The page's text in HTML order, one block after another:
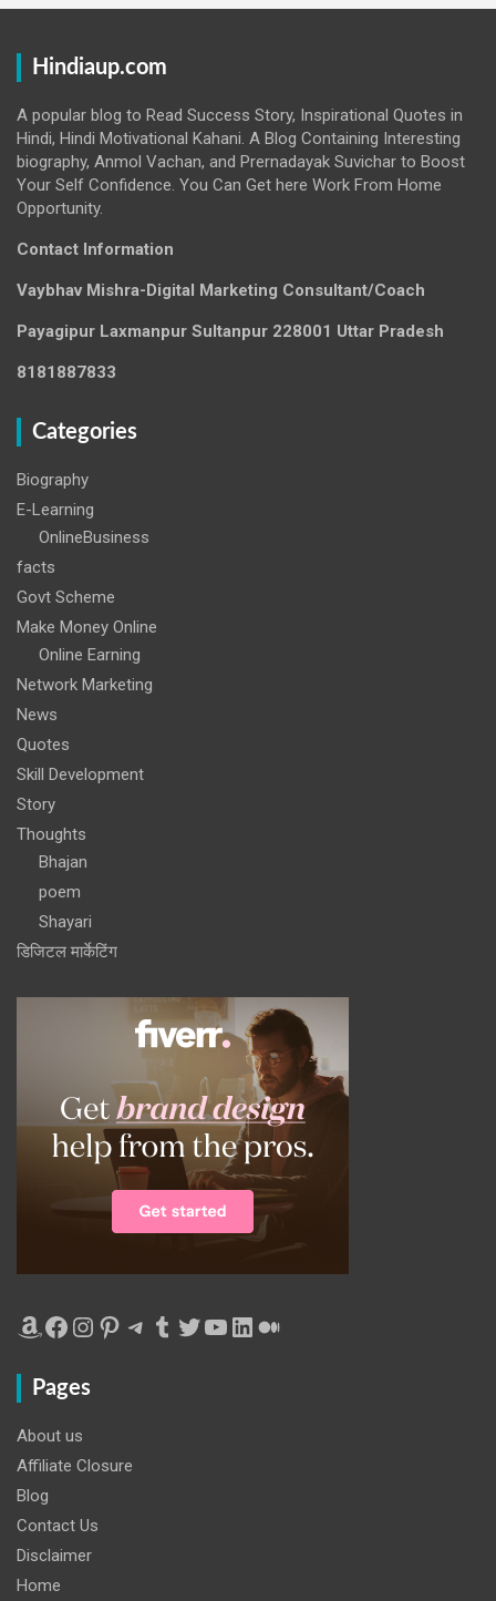
Hindiaup.com
A popular blog to Read Success Story, Inspirational Quotes in
Hindi, Hindi Motivational Kahani. A Blog Containing Interesting
biography, Anmol Vachan, and Prernadayak Suvichar to Boost
Your Self Confidence. You Can Get here Work From Home
Opportunity.
Contact Information
Vaybhav Mishra-Digital Marketing Consultant/Coach
Payagipur Laxmanpur Sultanpur 228001 Uttar Pradesh
8181887833
Categories
Biography
E-Learning
OnlineBusiness
facts
Govt Scheme
Make Money Online
Online Earning
Network Marketing
News
Quotes
Skill Development
Story
Thoughts
Bhajan
poem
Shayari
डिजिटल मार्केटिंग
Amazon
Facebook
Instagram
Pinterest
Telegram
Tumblr
Twitter
YouTube
LinkedIn
Medium
Pages
About us
Affiliate Closure
Blog
Contact Us
Disclaimer
Home